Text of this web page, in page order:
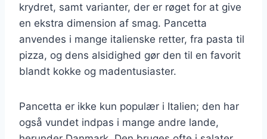
krydret, samt varianter, der er røget for at give
en ekstra dimension af smag. Pancetta
anvendes i mange italienske retter, fra pasta til
pizza, og dens alsidighed gør den til en favorit
blandt kokke og madentusiaster.
Pancetta er ikke kun populær i Italien; den har
også vundet indpas i mange andre lande,